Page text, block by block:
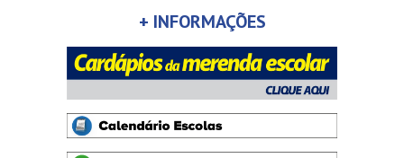
+ INFORMAÇÕES